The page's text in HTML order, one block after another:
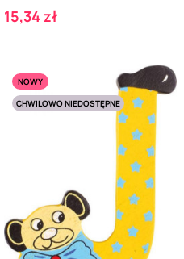
Cena
15,34 zł
NOWY
CHWILOWO NIEDOSTĘPNE